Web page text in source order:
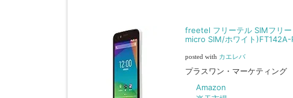
freetel フリーテル SIMフリ
micro SIM/ホワイト)FT142A-
posted with カエレバ
プラスワン・マーケティング
Amazon